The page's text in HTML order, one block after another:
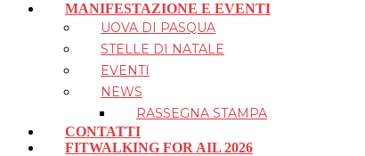
MANIFESTAZIONE E EVENTI
UOVA DI PASQUA
STELLE DI NATALE
EVENTI
NEWS
RASSEGNA STAMPA
CONTATTI
FITWALKING FOR AIL 2026